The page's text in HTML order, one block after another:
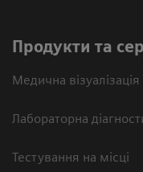
Продукти та
Медична візуалізація
Лабораторна
Тестування на місці